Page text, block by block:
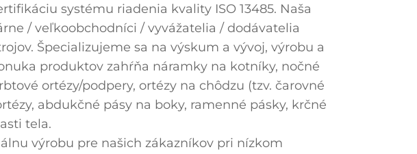
systému riadenia kvality ISO 13485. Naša
/ veľkoobchodníci / vyvážatelia / dodávatelia
Špecializujeme sa na výskum a vývoj, výrobu a
produktov zahŕňa náramky na kotníky, nočné
ortézy/podpery, ortézy na chôdzu (tzv. čarovné
abdukčné pásy na boky, ramenné pásky, krčné
tela.
výrobu pre našich zákazníkov pri nízkom